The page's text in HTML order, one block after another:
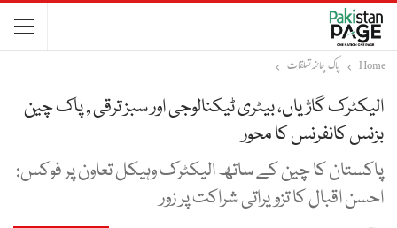
Home
پاک چائنہ تعلقات
الیکٹرک گاڑیاں، بیٹری ٹیکنالوجی اور سبز ترقی , پاک چین
بزنس کانفرنس کا محور
پاکستان کا چین کے ساتھ الیکٹرک وہیکل تعاون پر فوکس:
احسن اقبال کا تزویراتی شراکت پر زور